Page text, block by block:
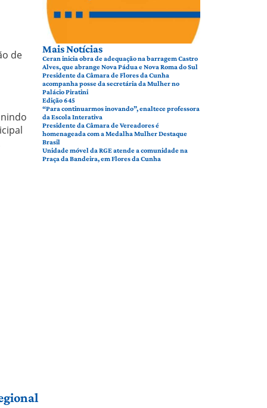
de Mais Notícias
Ceran inicia obra de adequação na barragem Castro
Alves, que abrange Nova Pádua e Nova Roma do Sul
Presidente da Câmara de Flores da Cunha
acompanha posse da secretária da Mulher no
Palácio Piratini
Edição 645
“Para continuarmos inovando”, enaltece professora
da Escola Interativa
Presidente da Câmara de Vereadores é
homenageada com a Medalha Mulher Destaque
Brasil
Unidade móvel da RGE atende a comunidade na
Praça da Bandeira, em Flores da Cunha